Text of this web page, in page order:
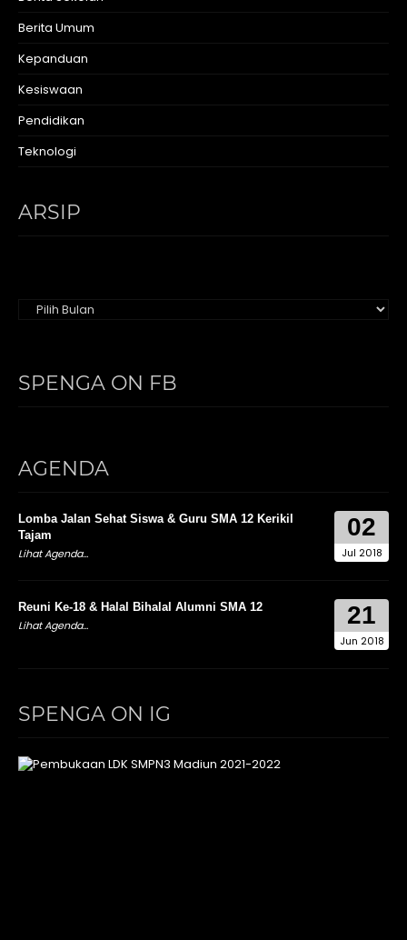
Berita Umum
Kepanduan
Kesiswaan
Pendidikan
Teknologi
ARSIP
SPENGA ON FB
AGENDA
02
Jul 2018
Lomba Jalan Sehat Siswa & Guru SMA 12 Kerikil
Tajam
Lihat Agenda...
21
Jun 2018
Reuni Ke-18 & Halal Bihalal Alumni SMA 12
Lihat Agenda...
SPENGA ON IG